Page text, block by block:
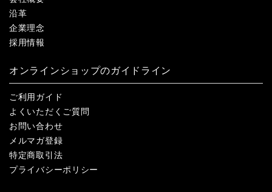
沿革
企業理念
採用情報
オンラインショップのガイドライン
ご利用ガイド
よくいただくご質問
お問い合わせ
メルマガ登録
特定商取引法
プライバシーポリシー